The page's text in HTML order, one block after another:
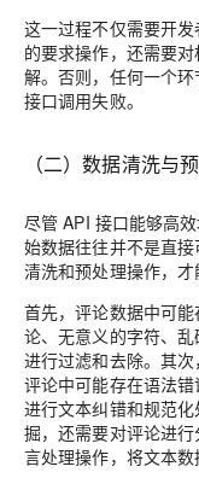
这一过程不仅需要开
的要求操作，还需要
解。否则，任何一个
接口调用失败。
（二）数据清洗与
尽管 API 接口能够高
始数据往往并不是直
清洗和预处理操作，才
首先，评论数据中可
论、无意义的字符、
进行过滤和去除。其次
评论中可能存在语法
进行文本纠错和规范
掘，还需要对评论进
言处理操作，将文本数